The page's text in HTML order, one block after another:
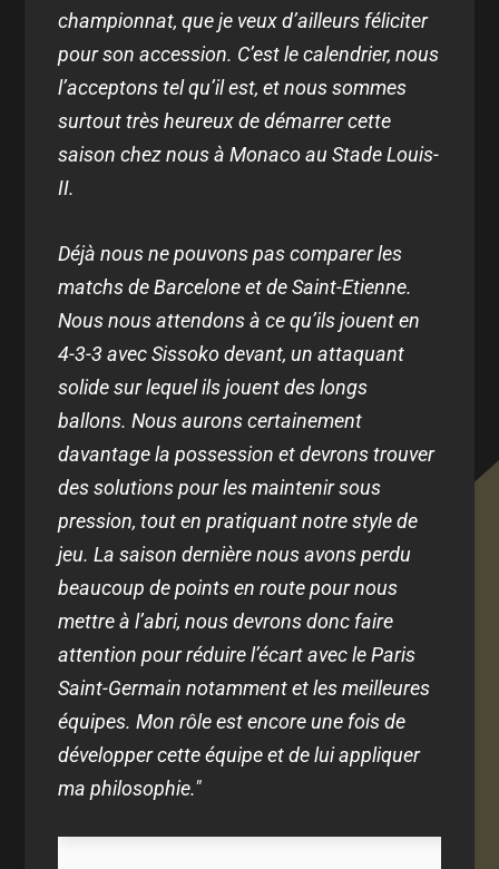
championnat, que je veux d’ailleurs féliciter
pour son accession. C’est le calendrier, nous
l’acceptons tel qu’il est, et nous sommes
surtout très heureux de démarrer cette
saison chez nous à Monaco au Stade Louis-
II.
Déjà nous ne pouvons pas comparer les
matchs de Barcelone et de Saint-Etienne.
Nous nous attendons à ce qu’ils jouent en
4-3-3 avec Sissoko devant, un attaquant
solide sur lequel ils jouent des longs
ballons. Nous aurons certainement
davantage la possession et devrons trouver
des solutions pour les maintenir sous
pression, tout en pratiquant notre style de
jeu. La saison dernière nous avons perdu
beaucoup de points en route pour nous
mettre à l’abri, nous devrons donc faire
attention pour réduire l’écart avec le Paris
Saint-Germain notamment et les meilleures
équipes. Mon rôle est encore une fois de
développer cette équipe et de lui appliquer
ma philosophie."